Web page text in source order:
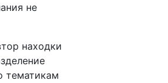
не
находки
тематикам